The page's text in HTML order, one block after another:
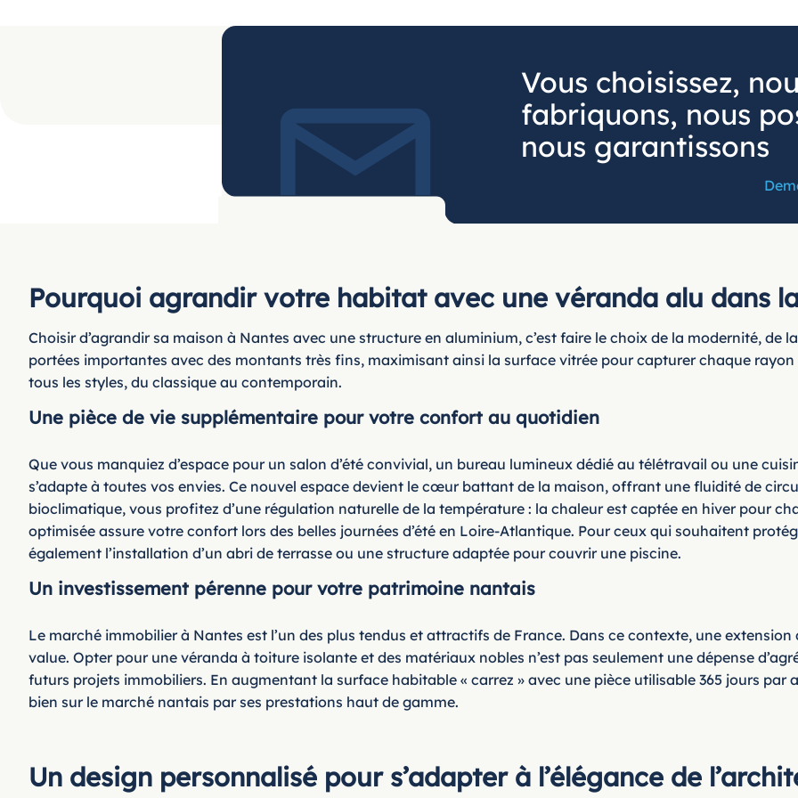
Vous choisissez,
fabriquons, nous
nous garantissons
Pourquoi agrandir votre habitat avec une véranda alu dans
Choisir d’agrandir sa maison à Nantes avec une structure en aluminium, c’est faire le choix de la modernité, de
portées importantes avec des montants très fins, maximisant ainsi la surface vitrée pour capturer chaque rayon
tous les styles, du classique au contemporain.
Une pièce de vie supplémentaire pour votre confort au quotidien
Que vous manquiez d’espace pour un salon d’été convivial, un bureau lumineux dédié au télétravail ou une
s’adapte à toutes vos envies. Ce nouvel espace devient le cœur battant de la maison, offrant une fluidité de
bioclimatique, vous profitez d’une régulation naturelle de la température : la chaleur est captée en hiver pour
optimisée assure votre confort lors des belles journées d’été en Loire-Atlantique. Pour ceux qui souhaitent
également l’installation d’un abri de terrasse ou une structure adaptée pour couvrir une piscine.
Un investissement pérenne pour votre patrimoine nantais
Le marché immobilier à Nantes est l’un des plus tendus et attractifs de France. Dans ce contexte, une
value. Opter pour une véranda à toiture isolante et des matériaux nobles n’est pas seulement une dépense
futurs projets immobiliers. En augmentant la surface habitable « carrez » avec une pièce utilisable 365 jours
bien sur le marché nantais par ses prestations haut de gamme.
Un design personnalisé pour s’adapter à l’élégance de